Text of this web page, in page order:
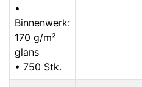
•
Binnenwerk:
170 g/m²
glans
• 750 Stk.